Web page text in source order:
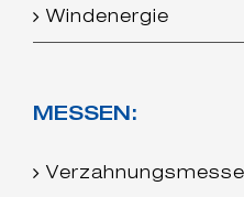
Windenergie
MESSEN: